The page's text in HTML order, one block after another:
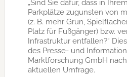
„Sind Sie dafür, dass in
Parkplätze zugunsten von
(z. B. mehr Grün,
Platz für Fußgänger) bzw.
Infrastruktur entfallen?“
des Presse- und
Marktforschung GmbH
aktuellen Umfrage.